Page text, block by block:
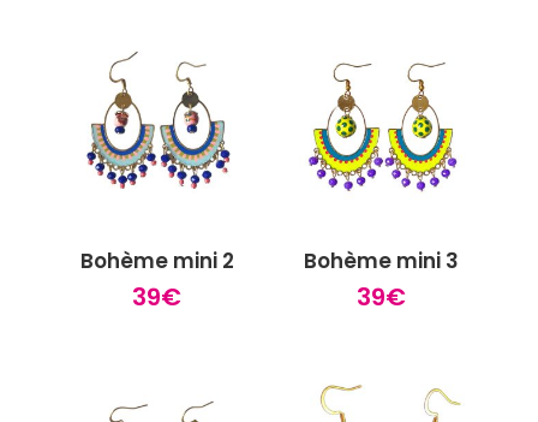
Bohème mini 2
39€
Bohème mini 3
39€